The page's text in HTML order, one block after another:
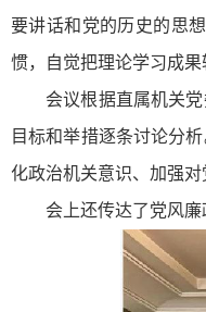
要讲话和党的历史的思
惯，自觉把理论学习成果
会议根据直属机关
目标和举措逐条讨论分
化政治机关意识、加强
会上还传达了党风廉